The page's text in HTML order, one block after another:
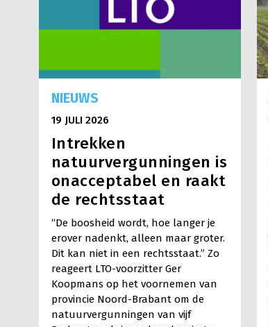
NIEUWS
19 JULI 2026
Intrekken
natuurvergunningen is
onacceptabel en raakt
de rechtsstaat
“De boosheid wordt, hoe langer je
erover nadenkt, alleen maar groter.
Dit kan niet in een rechtsstaat.” Zo
reageert LTO-voorzitter Ger
Koopmans op het voornemen van
provincie Noord-Brabant om de
natuurvergunningen van vijf